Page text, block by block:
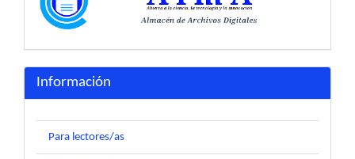
Información
Para lectores/as